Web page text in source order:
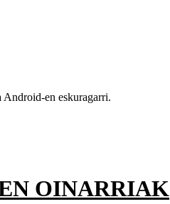
en eskuragarri.
OINARRIAK